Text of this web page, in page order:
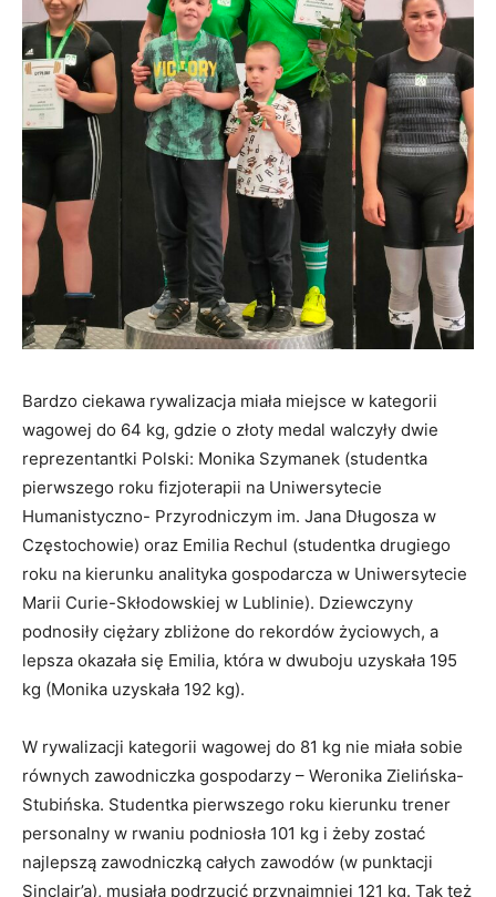
Bardzo ciekawa rywalizacja miała miejsce w kategorii
wagowej do 64 kg, gdzie o złoty medal walczyły dwie
reprezentantki Polski: Monika Szymanek (studentka
pierwszego roku fizjoterapii na Uniwersytecie
Humanistyczno- Przyrodniczym im. Jana Długosza w
Częstochowie) oraz Emilia Rechul (studentka drugiego
roku na kierunku analityka gospodarcza w Uniwersytecie
Marii Curie-Skłodowskiej w Lublinie). Dziewczyny
podnosiły ciężary zbliżone do rekordów życiowych, a
lepsza okazała się Emilia, która w dwuboju uzyskała 195
kg (Monika uzyskała 192 kg).
W rywalizacji kategorii wagowej do 81 kg nie miała sobie
równych zawodniczka gospodarzy – Weronika Zielińska-
Stubińska. Studentka pierwszego roku kierunku trener
personalny w rwaniu podniosła 101 kg i żeby zostać
najlepszą zawodniczką całych zawodów (w punktacji
Sinclair’a), musiała podrzucić przynajmniej 121 kg. Tak też